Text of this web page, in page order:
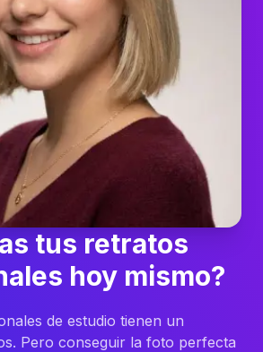
tus retratos
hoy mismo?
de estudio tienen un
Pero conseguir la foto perfecta